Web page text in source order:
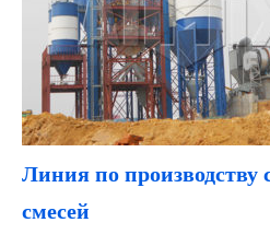
Линия по производству
смесей